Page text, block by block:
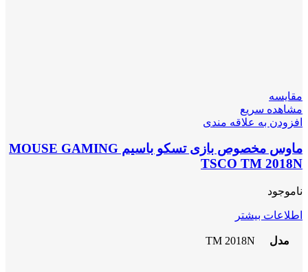
مقایسه
مشاهده سریع
افزودن به علاقه مندی
ماوس مخصوص بازی تسکو باسیم MOUSE GAMING
TSCO TM 2018N
ناموجود
اطلاعات بیشتر
مدل TM 2018N